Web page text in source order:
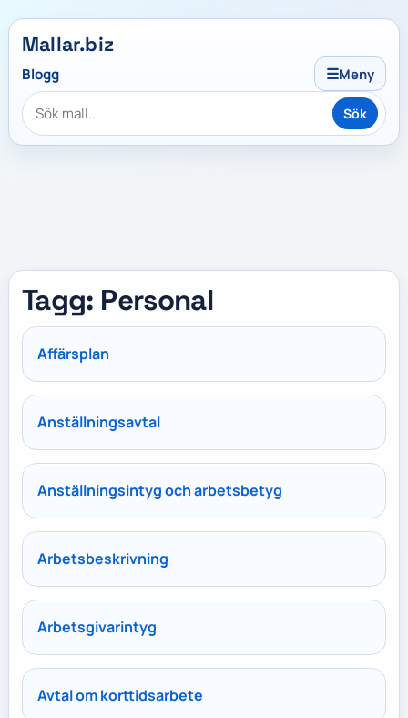
Mallar.biz
Blogg ☰Meny
Sök
Tagg: Personal
Affärsplan
Anställningsavtal
Anställningsintyg och arbetsbetyg
Arbetsbeskrivning
Arbetsgivarintyg
Avtal om korttidsarbete